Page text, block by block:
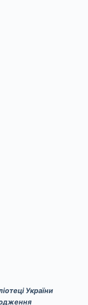
України